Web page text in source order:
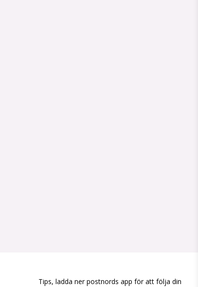
Tips, ladda ner postnords app för att följa din